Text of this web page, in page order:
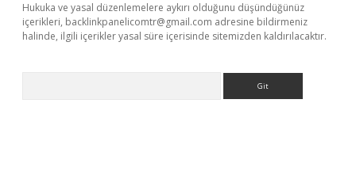
Hukuka ve yasal düzenlemelere aykırı olduğunu düşündüğünüz
içerikleri, backlinkpanelicomtr@gmail.com adresine bildirmeniz
halinde, ilgili içerikler yasal süre içerisinde sitemizden kaldırılacaktır.